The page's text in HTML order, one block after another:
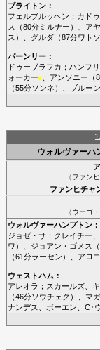
ブライトン：
フェルブルッヘン ； カド
ス
（80分ミルナー ）、 ア
ス ）、 グルダ（87分ワト
バーンリー：
ドゥーブラフカ ； ハンフ
ォーカー■、 アンソニー （
（55分ソンネ ）、 ブルー
ウォルヴァーハ
（ファン
ファンヒチャ
（ウーゴ
ウォルヴァーハンプトン：
ジョゼ・サ； クレイチー
ワ ）、 ジョアン・ゴメス
（61分ラーセン ）、 アロ
ウェストハム ：
アレオラ ； スカールズ、
（46分ソウチェク ）、 マ
ナンデス
ボーエン
C･